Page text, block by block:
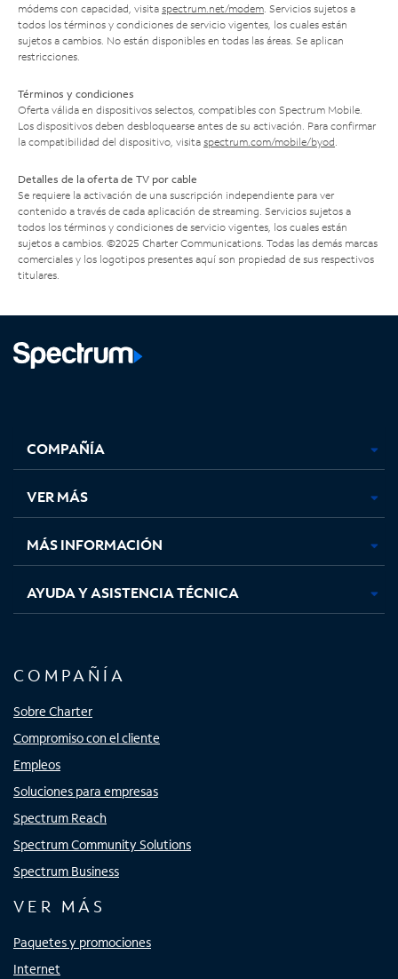
módems con capacidad, visita spectrum.net/modem . Servicios sujetos a
todos los términos y condiciones de servicio vigentes, los cuales están
sujetos a cambios. No están disponibles en todas las áreas. Se aplican
restricciones.
Términos y condiciones
Oferta válida en dispositivos selectos, compatibles con Spectrum Mobile.
Los dispositivos deben desbloquearse antes de su activación. Para confirmar
la compatibilidad del dispositivo, visita spectrum.com/mobile/byod
Detalles de la oferta de TV por cable
Se requiere la activación de una suscripción independiente para ver
contenido a través de cada aplicación de streaming. Servicios sujetos a
todos los términos y condiciones de servicio vigentes, los cuales están
sujetos a cambios. ©2025 Charter Communications. Todas las demás marcas
comerciales y los logotipos presentes aquí son propiedad de sus respectivos
titulares.
abre
en
pestaña
nueva
abre
en
pestaña
nueva
abre
en
pestaña
nueva
en
nueva
COMPAÑÍA
VER MÁS
MÁS INFORMACIÓN
AYUDA Y ASISTENCIA TÉCNICA
COMPAÑÍA
Sobre Charter
Compromiso con el cliente
Empleos
Soluciones para empresas
Spectrum Reach
Spectrum Community Solutions
Spectrum Business
VER MÁS
Paquetes y promociones
Internet